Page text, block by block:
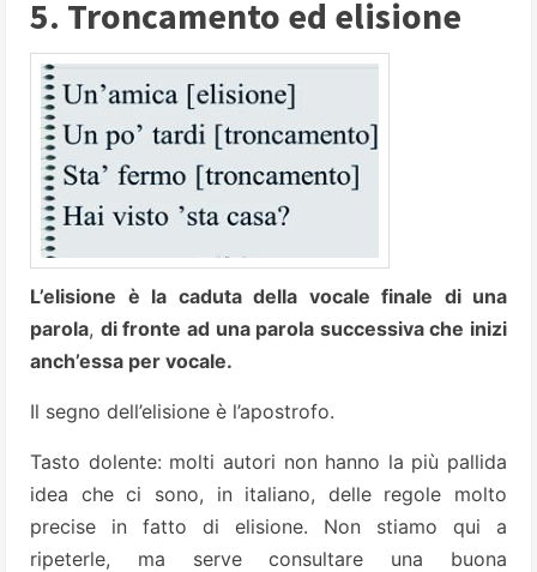
5. Troncamento ed elisione
L’elisione è la caduta della vocale finale di una
parola, di fronte ad una parola successiva che inizi
anch’essa per vocale.
Il segno dell’elisione è l’apostrofo.
Tasto dolente: molti autori non hanno la più pallida
idea che ci sono, in italiano, delle regole molto
precise in fatto di elisione. Non stiamo qui a
ripeterle, ma serve consultare una buona